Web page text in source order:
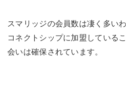
スマリッジの会員数は凄く多い
コネクトシップに加盟している
会いは確保されています。